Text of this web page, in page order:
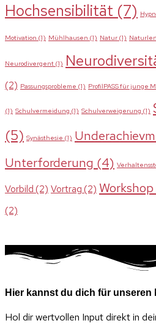
Hochsensibilität (7)
Motivation (1) Mühlhausen (1) Natur (1)
Neurodivergent (1)
(2) Passungsprobleme (1) ProfilPASS für junge
(1) Schulvermeidung (1) Schulverweigerung (1)
(5) Synästhesie (1)
Unterforderung (4)
Vorbild (2) Vortrag (2) Workshop
(2)
Hier kannst du dich für unseren
Hol dir wertvollen Input direkt in